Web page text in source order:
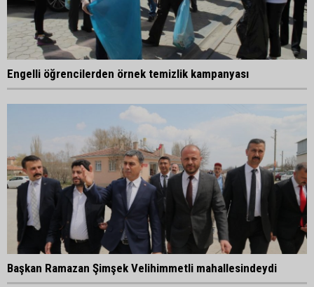
Engelli öğrencilerden örnek temizlik kampanyası
Başkan Ramazan Şimşek Velihimmetli mahallesindeydi